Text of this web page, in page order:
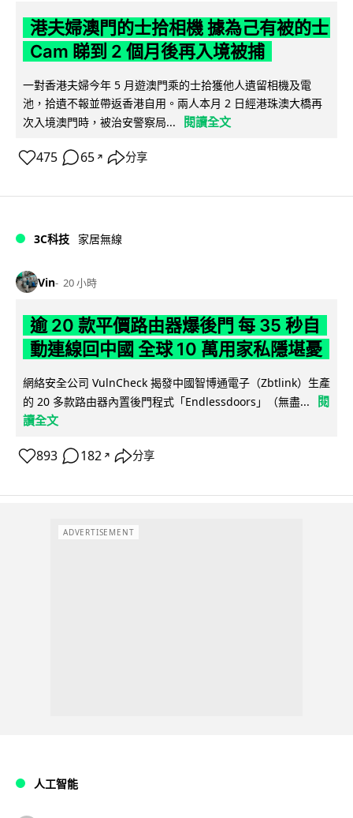
港夫婦澳門的士拾相機 據為己有被的士
Cam 睇到 2 個月後再入境被捕
一對香港夫婦今年 5 月遊澳門乘的士拾獲他人遺留相機及電
池，拾遺不報並帶返香港自用。兩人本月 2 日經港珠澳大橋再
次入境澳門時，被治安警察局...
閱讀全文
475 65 ↗ 分享
3C科技 家居無線
Vin 20 小時
逾 20 款平價路由器爆後門 每 35 秒自
動連線回中國 全球 10 萬用家私隱堪憂
網絡安全公司 VulnCheck 揭發中國智博通電子（Zbtlink）生產
的 20 多款路由器內置後門程式「Endlessdoors」（無盡...
閱
讀全文
893 182 ↗ 分享
ADVERTISEMENT
人工智能